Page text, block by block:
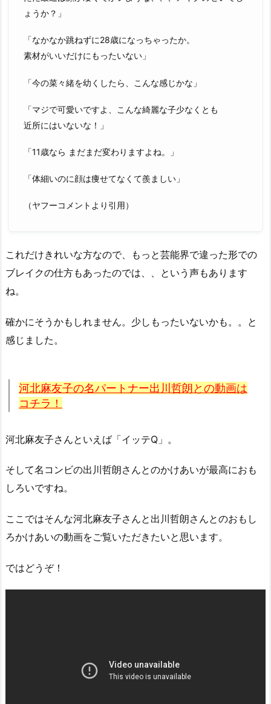
ょうか？」
「なかなか跳ねずに28歳になっちゃったか。
素材がいいだけにもったいない」
「今の菜々緒を幼くしたら、こんな感じかな」
「マジで可愛いですよ、こんな綺麗な子少なくとも
近所にはいないな！」
「11歳なら まだまだ変わりますよね。」
「体細いのに顔は痩せてなくて羨ましい」
（ヤフーコメントより引用）
これだけきれいな方なので、もっと芸能界で違った形での
ブレイクの仕方もあったのでは、、という声もあります
ね。
確かにそうかもしれません。少しもったいないかも。。と
感じました。
河北麻友子の名パートナー出川哲朗との動画は
コチラ！
河北麻友子さんといえば「イッテQ」。
そして名コンビの出川哲朗さんとのかけあいが最高におも
しろいですね。
ここではそんな河北麻友子さんと出川哲朗さんとのおもし
ろかけあいの動画をご覧いただきたいと思います。
ではどうぞ！